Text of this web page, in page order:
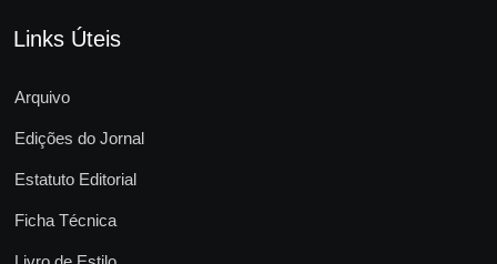
Links Úteis
Arquivo
Edições do Jornal
Estatuto Editorial
Ficha Técnica